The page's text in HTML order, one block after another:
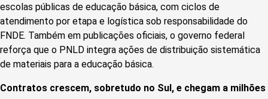
escolas públicas de educação básica, com ciclos de
atendimento por etapa e logística sob responsabilidade do
FNDE. Também em publicações oficiais, o governo federal
reforça que o PNLD integra ações de distribuição sistemática
de materiais para a educação básica.
Contratos crescem, sobretudo no Sul, e chegam a milhões